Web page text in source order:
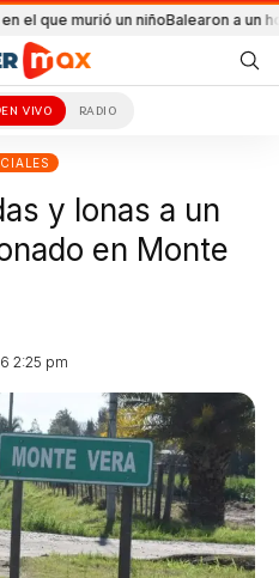
un niñoBalearon a un hombre
EN VIVO RADIO
y lonas a un
en Monte
2:25 pm